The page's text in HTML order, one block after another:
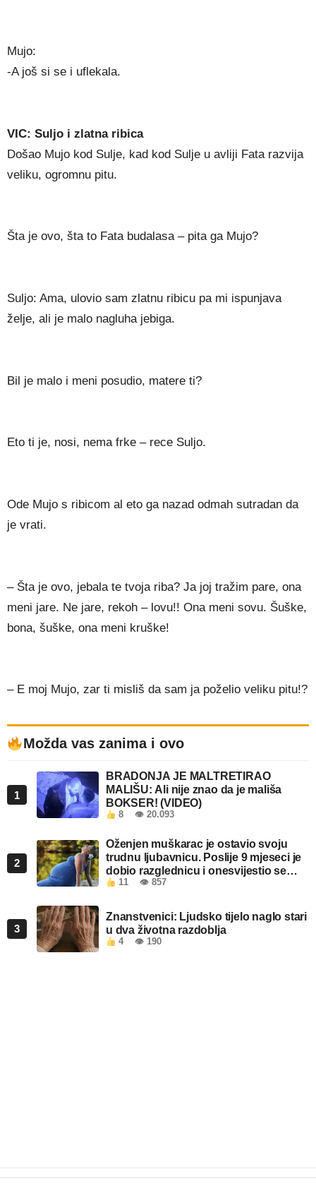
Mujo:
-A još si se i uflekala.
VIC: Suljo i zlatna ribica
Došao Mujo kod Sulje, kad kod Sulje u avliji Fata razvija
veliku, ogromnu pitu.
Šta je ovo, šta to Fata budalasa – pita ga Mujo?
Suljo: Ama, ulovio sam zlatnu ribicu pa mi ispunjava
želje, ali je malo nagluha jebiga.
Bil je malo i meni posudio, matere ti?
Eto ti je, nosi, nema frke – rece Suljo.
Ode Mujo s ribicom al eto ga nazad odmah sutradan da
je vrati.
– Šta je ovo, jebala te tvoja riba? Ja joj tražim pare, ona
meni jare. Ne jare, rekoh – lovu!! Ona meni sovu. Šuške,
bona, šuške, ona meni kruške!
– E moj Mujo, zar ti misliš da sam ja poželio veliku pitu!?
Možda vas zanima i ovo
1
BRADONJA JE MALTRETIRAO
MALIŠU: Ali nije znao da je mališa
BOKSER! (VIDEO)
8 👁 20.093
2
Oženjen muškarac je ostavio svoju
trudnu ljubavnicu. Poslije 9 mjeseci je
dobio razglednicu i onesvijestio se
kada je pročitao šta piše!
11 👁 857
3
Znanstvenici: Ljudsko tijelo naglo stari
u dva životna razdoblja
4 👁 190